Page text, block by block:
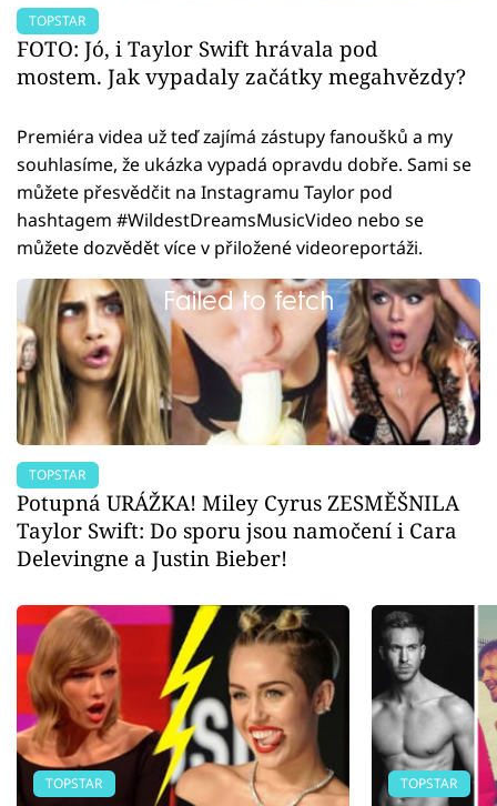
TOPSTAR
FOTO: Jó, i Taylor Swift hrávala pod
mostem. Jak vypadaly začátky megahvězdy?
Premiéra videa už teď zajímá zástupy fanoušků a my
souhlasíme, že ukázka vypadá opravdu dobře. Sami se
můžete přesvědčit na Instagramu Taylor pod
hashtagem #WildestDreamsMusicVideo nebo se
můžete dozvědět více v přiložené videoreportáži.
Failed to fetch
TOPSTAR
Potupná URÁŽKA! Miley Cyrus ZESMĚŠNILA
Taylor Swift: Do sporu jsou namočení i Cara
Delevingne a Justin Bieber!
TOPSTAR TOPSTAR